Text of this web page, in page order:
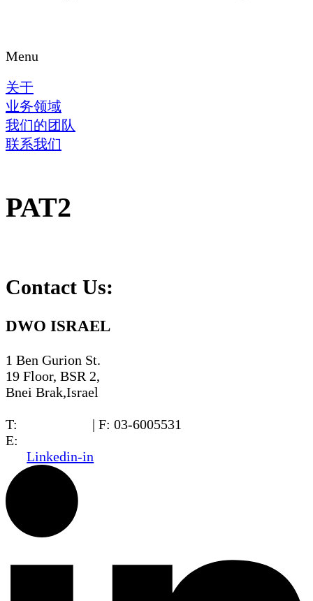
Menu
关于
业务领域
我们的团队
联系我们
PAT2
Contact Us:
DWO ISRAEL
1 Ben Gurion St.
19 Floor, BSR 2,
Bnei Brak,Israel
T:
| F: 03-6005531
E:
Linkedin-in